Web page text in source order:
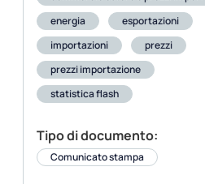
energia
esportazioni
importazioni
prezzi
prezzi importazione
statistica flash
Tipo di documento:
Comunicato stampa